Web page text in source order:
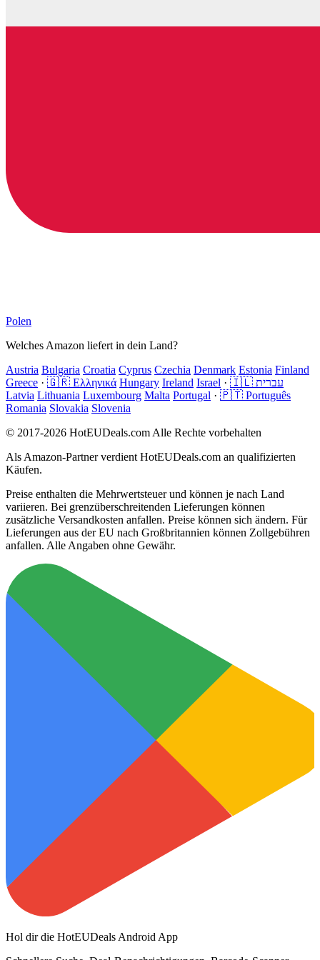
Polen
Welches Amazon liefert in dein Land?
Austria Bulgaria Croatia Cyprus Czechia Denmark Estonia Finland
Greece · 🇬🇷 Ελληνικά Hungary Ireland Israel ·
🇮🇱 עברית
Latvia Lithuania Luxembourg Malta Portugal · 🇵🇹 Português
Romania Slovakia Slovenia
© 2017-2026 HotEUDeals.com Alle Rechte vorbehalten
Als Amazon-Partner verdient HotEUDeals.com an qualifizierten
Käufen.
Preise enthalten die Mehrwertsteuer und können je nach Land
variieren. Bei grenzüberschreitenden Lieferungen können
zusätzliche Versandkosten anfallen. Preise können sich ändern. Für
Lieferungen aus der EU nach Großbritannien können Zollgebühren
anfallen. Alle Angaben ohne Gewähr.
Hol dir die HotEUDeals Android App